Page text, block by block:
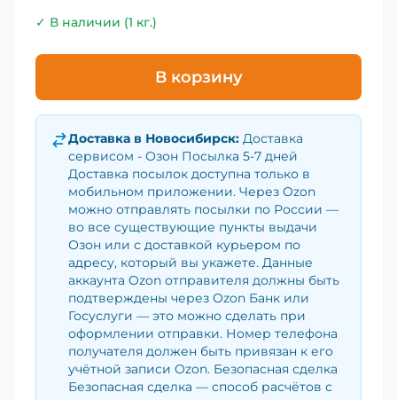
✓ В наличии (1 кг.)
В корзину
Доставка в Новосибирск: Доставка
сервисом - Озон Посылка 5-7 дней
Доставка посылок доступна только в
мобильном приложении. Через Ozon
можно отправлять посылки по России —
во все существующие пункты выдачи
Озон или с доставкой курьером по
адресу, который вы укажете. Данные
аккаунта Ozon отправителя должны быть
подтверждены через Ozon Банк или
Госуслуги — это можно сделать при
оформлении отправки. Номер телефона
получателя должен быть привязан к его
учётной записи Ozon. Безопасная сделка
Безопасная сделка — способ расчётов с